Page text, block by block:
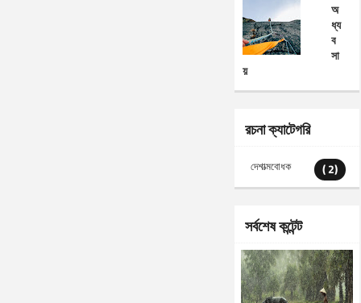
অ
ধ্য
ব
সা
য়
রচনা ক্যাটেগরি
দেশাত্মবোধক ( 2)
সর্বশেষ কন্টেন্ট